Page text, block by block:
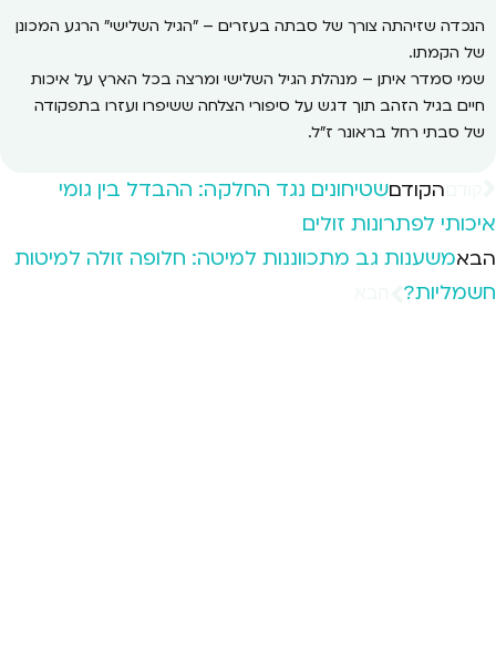
הנכדה שזיהתה צורך של סבתה בעזרים – "הגיל השלישי" הרגע המכונן
של הקמתו.
שמי סמדר איתן – מנהלת הגיל השלישי ומרצה בכל הארץ על איכות
חיים בגיל הזהב תוך דגש על סיפורי הצלחה ששיפרו ועזרו בתפקודה
של סבתי רחל בראונר ז"ל.
הקודםשטיחונים נגד החלקה: ההבדל בין גומי
איכותי לפתרונות זולים
הבאמשענות גב מתכווננות למיטה: חלופה זולה למיטות
חשמליות?